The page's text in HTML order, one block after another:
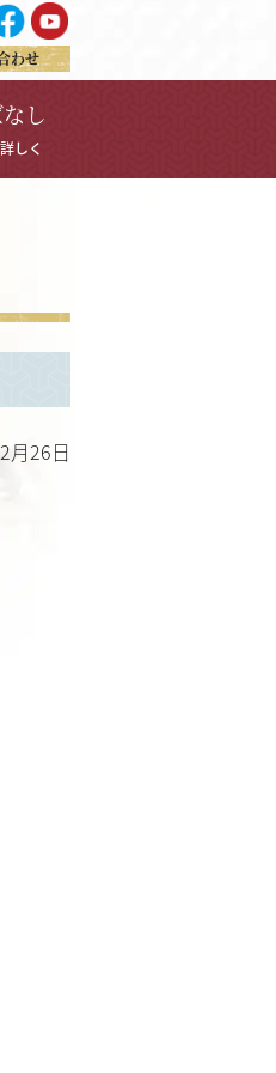
わせ
し
しく
月26日